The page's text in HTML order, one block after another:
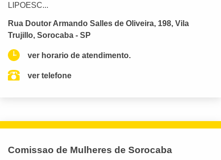
LIPOESC...
Rua Doutor Armando Salles de Oliveira, 198, Vila
Trujillo, Sorocaba - SP
ver horario de atendimento.
ver telefone
Comissao de Mulheres de Sorocaba